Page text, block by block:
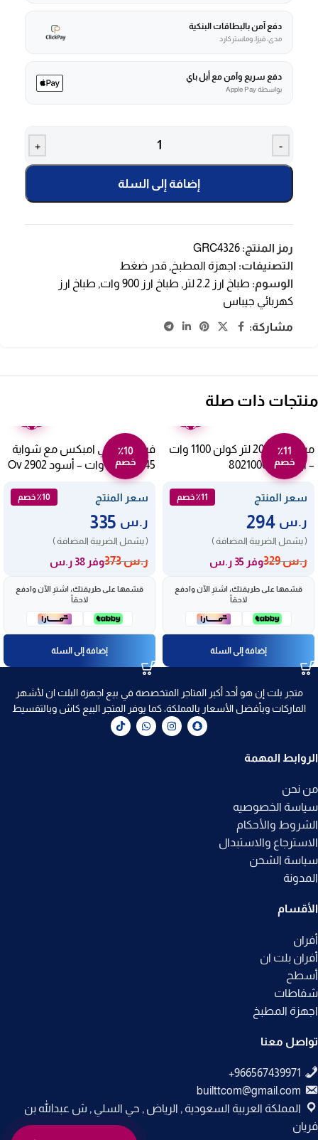
دفع آمن بالبطاقات البنكية
مدى، فيزا، وماستركارد
دفع سريع وآمن مع أبل باي
بواسطة Apple Pay
-
+
إضافة إلى السلة
رمز المنتج: GRC4326
التصنيفات: اجهزة المطبخ , قدر ضغط
الوسوم: طباخ ارز 2.2 لتر , طباخ ارز 900 وات , طباخ ارز
كهربائي جيباس
مشاركة:
منتجات ذات صلة
٪11
خصم
ميكروويف 20 لتر كولن 1100 وات
– أبيض 802100002
سعر المنتج ٪11 خصم
ر.س
( يشمل الضريبة المضافة )
ر.س329 وفر 35 ر.س
قسّمها على طريقتك، اشترِ الآن وادفع
لاحقاً
إضافة إلى السلة
٪10
خصم
فرن كهربائي امبكس مع شواية
45 لتر 1800 وات – أسود Ov 2902
سعر المنتج ٪10 خصم
ر.س
( يشمل الضريبة المضافة )
ر.س373 وفر 38 ر.س
قسّمها على طريقتك، اشترِ الآن وادفع
لاحقاً
إضافة إلى السلة
متجر بلت إن هو أحد أكبر المتاجر المتخصصة في بيع اجهزة البلت ان لأشهر
الماركات وبأفضل الأسعار بالمملكة، كما يوفر المتجر البيع كاش وبالتقسيط
الروابط المهمة
من نحن
سياسة الخصوصيه
الشروط والأحكام
الاسترجاع والاستبدال
سياسة الشحن
المدونة
الأقسام
أفران
أفران بلت ان
أسطح
شفاطات
اجهزة المطبخ
تواصل معنا
builttcom@gmail.com
المملكة العربية السعودية , الرياض , حي السلي , ش عبدالله بن
فريان